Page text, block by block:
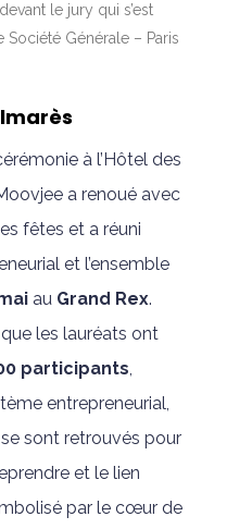
le jury qui s’est
Société Générale – Paris
à l’Hôtel des
a renoué avec
fêtes et a réuni
et l’ensemble
au Grand Rex.
que les lauréats ont
participants,
entrepreneurial,
sont retrouvés pour
et le lien
par le cœur de